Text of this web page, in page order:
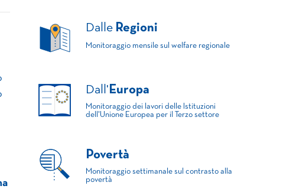
Dalle Regioni
Monitoraggio mensile sul welfare regionale
Dall' Europa
Monitoraggio dei lavori delle Istituzioni
dell'Unione Europea per il Terzo settore
Povertà
Monitoraggio settimanale sul contrasto alla
povertà